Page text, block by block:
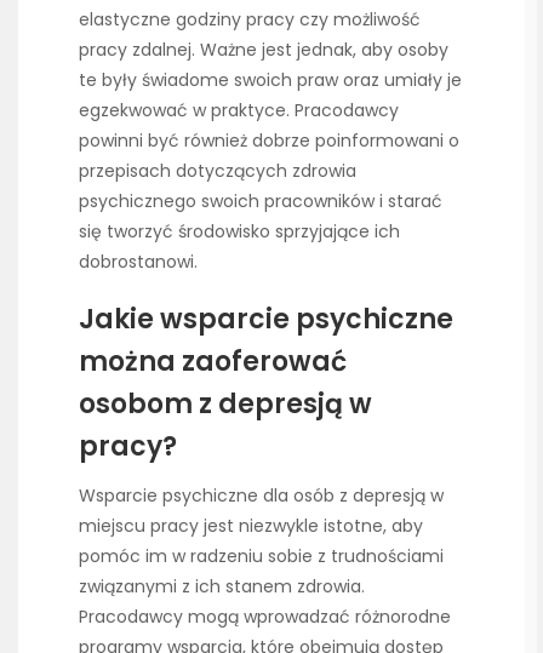
elastyczne godziny pracy czy możliwość
pracy zdalnej. Ważne jest jednak, aby osoby
te były świadome swoich praw oraz umiały je
egzekwować w praktyce. Pracodawcy
powinni być również dobrze poinformowani o
przepisach dotyczących zdrowia
psychicznego swoich pracowników i starać
się tworzyć środowisko sprzyjające ich
dobrostanowi.
Jakie wsparcie psychiczne
można zaoferować
osobom z depresją w
pracy?
Wsparcie psychiczne dla osób z depresją w
miejscu pracy jest niezwykle istotne, aby
pomóc im w radzeniu sobie z trudnościami
związanymi z ich stanem zdrowia.
Pracodawcy mogą wprowadzać różnorodne
programy wsparcia, które obejmują dostęp